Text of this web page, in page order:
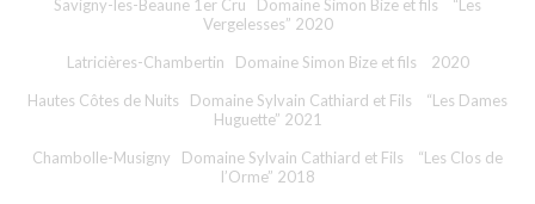
Savigny-les-Beaune 1er Cru Domaine Simon Bize et fils “Les
Vergelesses” 2020
Latricières-Chambertin Domaine Simon Bize et fils 2020
Hautes Côtes de Nuits Domaine Sylvain Cathiard et Fils “Les Dames
Huguette” 2021
Chambolle-Musigny Domaine Sylvain Cathiard et Fils “Les Clos de
l’Orme” 2018